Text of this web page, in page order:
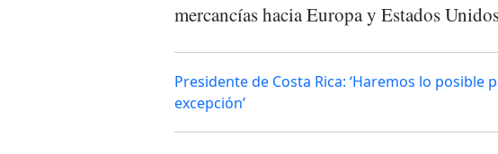
mercancías hacia Europa y Estados
Presidente de Costa Rica: ‘Haremos lo posible
excepción’